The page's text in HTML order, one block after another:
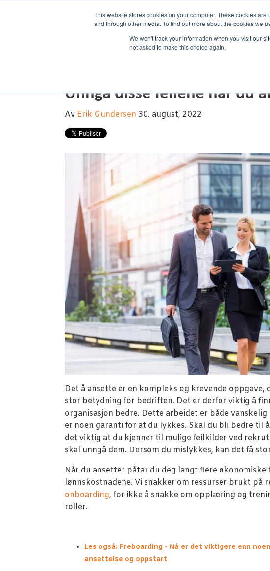
This website stores cookies on your computer. These cookies
and through other media. To find out more about the cookies we
We won't track your information when you visit our
not asked to make this choice again.
Unngå disse feilene når du
Av Erik Gundersen 30. august, 2022
Det å ansette er en kompleks og krevende
stor betydning for bedriften. Det er derfor viktig å
organisasjon bedre. Dette arbeidet er både
er noen garanti for at du lykkes. Skal du bli bedre til
det viktig at du kjenner til mulige feilkilder ved
skal unngå dem. Dersom du mislykkes, kan det få
Når du ansetter påtar du deg langt flere
lønnskostnadene. Vi snakker om ressurser brukt på
onboarding, for ikke å snakke om opplæring og
roller.
Les også: Preboarding - Nå er det viktigere enn
ansettelse og oppstart